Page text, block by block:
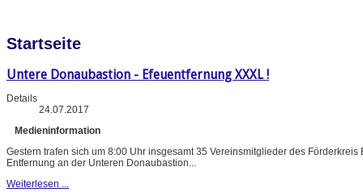
Startseite
Untere Donaubastion - Efeuentfernung XXXL !
Details
24.07.2017
Medieninformation
Gestern trafen sich um 8:00 Uhr insgesamt 35 Vereinsmitglieder des
Entfernung an der Unteren Donaubastion...
Weiterlesen ...